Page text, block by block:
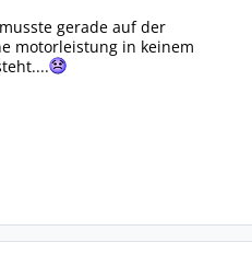
gerade auf der
motorleistung in keinem